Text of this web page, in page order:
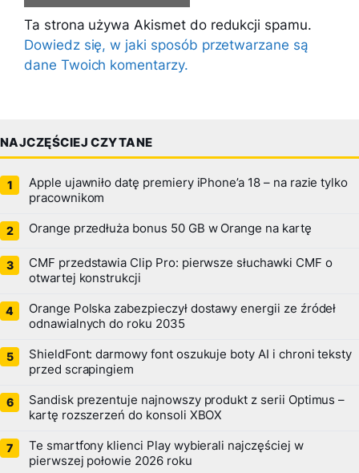
Ta strona używa Akismet do redukcji spamu.
Dowiedz się, w jaki sposób przetwarzane są
dane Twoich komentarzy.
NAJCZĘŚCIEJ CZYTANE
Apple ujawniło datę premiery iPhone’a 18 – na razie tylko
pracownikom
Orange przedłuża bonus 50 GB w Orange na kartę
CMF przedstawia Clip Pro: pierwsze słuchawki CMF o
otwartej konstrukcji
Orange Polska zabezpieczył dostawy energii ze źródeł
odnawialnych do roku 2035
ShieldFont: darmowy font oszukuje boty AI i chroni teksty
przed scrapingiem
Sandisk prezentuje najnowszy produkt z serii Optimus –
kartę rozszerzeń do konsoli XBOX
Te smartfony klienci Play wybierali najczęściej w
pierwszej połowie 2026 roku